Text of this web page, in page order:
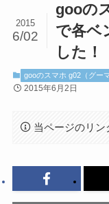
gooの
で各ベ
した！
2015
6/02
gooのスマホ g02（グー
2015年6月2日
当ページのリン